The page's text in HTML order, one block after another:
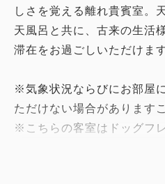
しさを覚える離れ貴賓室。
天風呂と共に、古来の生活
滞在をお過ごしいただけます
※気象状況ならびにお部屋
ただけない場合があります
※こちらの客室はドッグフ
愛犬とご利用のお客様は